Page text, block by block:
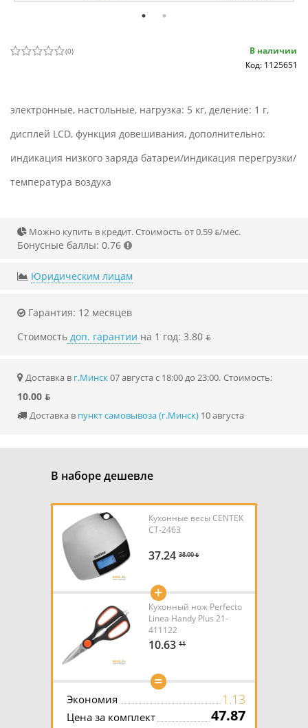
(0)
В наличии
Код: 1125651
электронные, настольные, нагрузка: 5 кг, деление: 1 г,
дисплей LCD, функция довешивания, дополнительно:
индикация низкого заряда батареи/индикация перегрузки/
температура воздуха
Можно купить в кредит. Стоимость от 0.59 ƃ/мec.
Бонусные баллы: 0.76
Юридическим лицам
Гарантия: 12 месяцев
Стоимость доп. гарантии на 1 год: 3.80 ƃ
Доставка в г.Минск07 августа с 18:00 до 23:00. Стоимость:
10.00 ƃ
Доставка в пункт самовывоза (г.Минск) 10 августа
В наборе дешевле
Кухонные весы CENTEK
CT-2463
37.24 38.00 ƃ
+
Кухонный нож Perfecto
Linea Handy Plus 21-
411122
10.63 11
=
Экономия 1.13
Цена за комплект 47.87